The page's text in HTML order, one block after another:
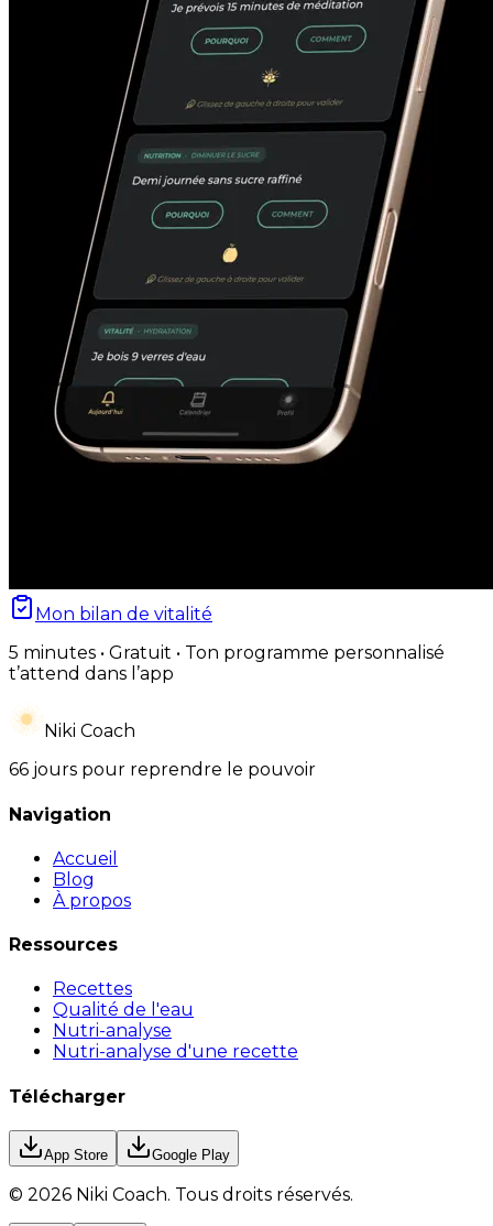
Mon bilan de vitalité
5 minutes • Gratuit • Ton programme personnalisé
t’attend dans l’app
Niki Coach
66 jours pour reprendre le pouvoir
Navigation
Accueil
Blog
À propos
Ressources
Recettes
Qualité de l'eau
Nutri-analyse
Nutri-analyse d'une recette
Télécharger
App Store Google Play
© 2026 Niki Coach. Tous droits réservés.